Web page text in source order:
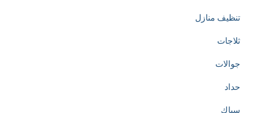
تنظيف منازل
ثلاجات
جوالات
حداد
سباك